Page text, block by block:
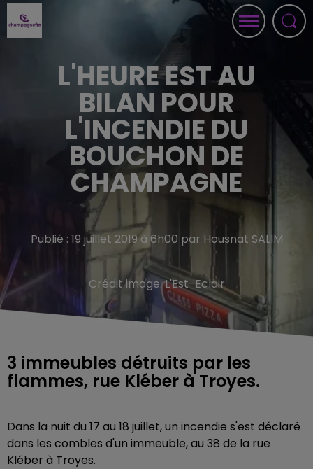
L'HEURE EST AU
BILAN POUR
L'INCENDIE DU
BOUCHON DE
CHAMPAGNE
Publié : 19 juillet 2019 à 6h00 par Housnat SALIM
Crédit image:L'Est-Eclair
3 immeubles détruits par les
flammes, rue Kléber à Troyes.
Dans la nuit du 17 au 18 juillet, un incendie s'est déclaré
dans les combles d'un immeuble, au 38 de la rue
Kléber à Troyes.